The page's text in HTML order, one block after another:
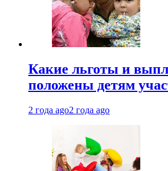
Какие льготы и
положены детям
2 года ago2 года ago